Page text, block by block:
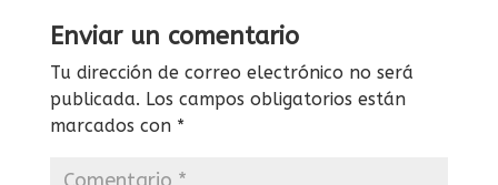
Enviar un comentario
Tu dirección de correo electrónico no será
publicada. Los campos obligatorios están
marcados con *